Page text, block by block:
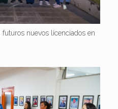
nuevos licenciados en